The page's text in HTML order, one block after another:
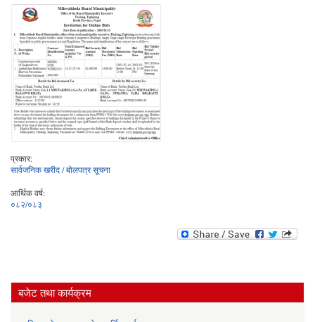
प्रकार:
सार्वजनिक खरीद / बोलपत्र सूचना
आर्थिक वर्ष:
०८२/०८३
बजेट तथा कार्यक्रम